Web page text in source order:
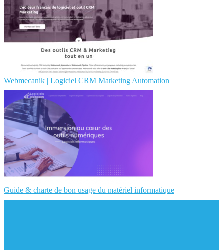
Webmecanik | Logiciel CRM Marketing Automation
Guide & charte de bon usage du matériel informatique